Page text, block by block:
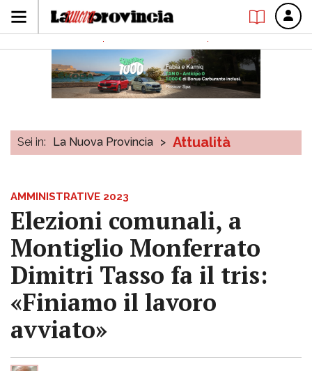
Sei in: La Nuova Provincia > Attualità
AMMINISTRATIVE 2023
Elezioni comunali, a
Montiglio Monferrato
Dimitri Tasso fa il tris:
«Finiamo il lavoro
avviato»